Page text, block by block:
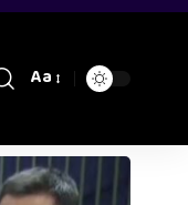
Aa